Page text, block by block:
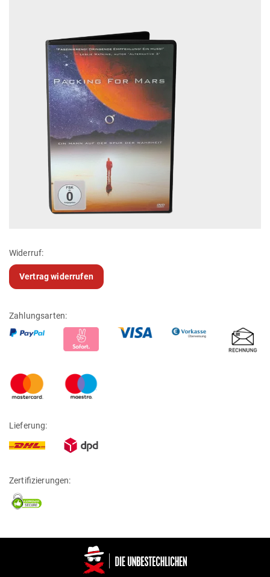
Widerruf:
Vertrag widerrufen
Zahlungsarten:
Lieferung:
Zertifizierungen: